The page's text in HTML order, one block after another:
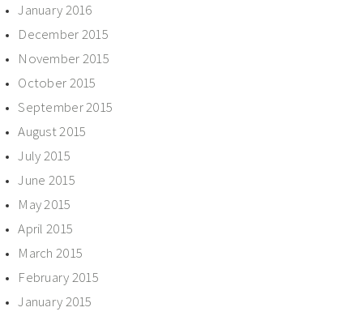
January 2016
December 2015
November 2015
October 2015
September 2015
August 2015
July 2015
June 2015
May 2015
April 2015
March 2015
February 2015
January 2015